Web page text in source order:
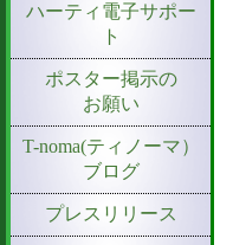
ハーティ電子サポー
ト
ポスター掲示の
お願い
T-noma(ティノーマ）
ブログ
プレスリリース